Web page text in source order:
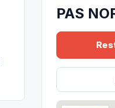
PAS